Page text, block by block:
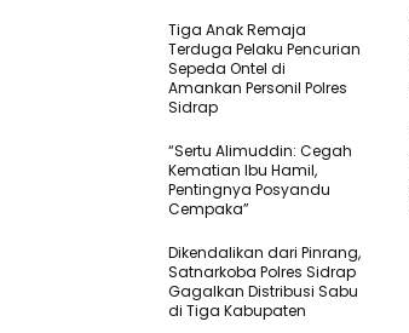
Tiga Anak Remaja
Terduga Pelaku Pencurian
Sepeda Ontel di
Amankan Personil Polres
Sidrap
“Sertu Alimuddin: Cegah
Kematian Ibu Hamil,
Pentingnya Posyandu
Cempaka”
Dikendalikan dari Pinrang,
Satnarkoba Polres Sidrap
Gagalkan Distribusi Sabu
di Tiga Kabupaten